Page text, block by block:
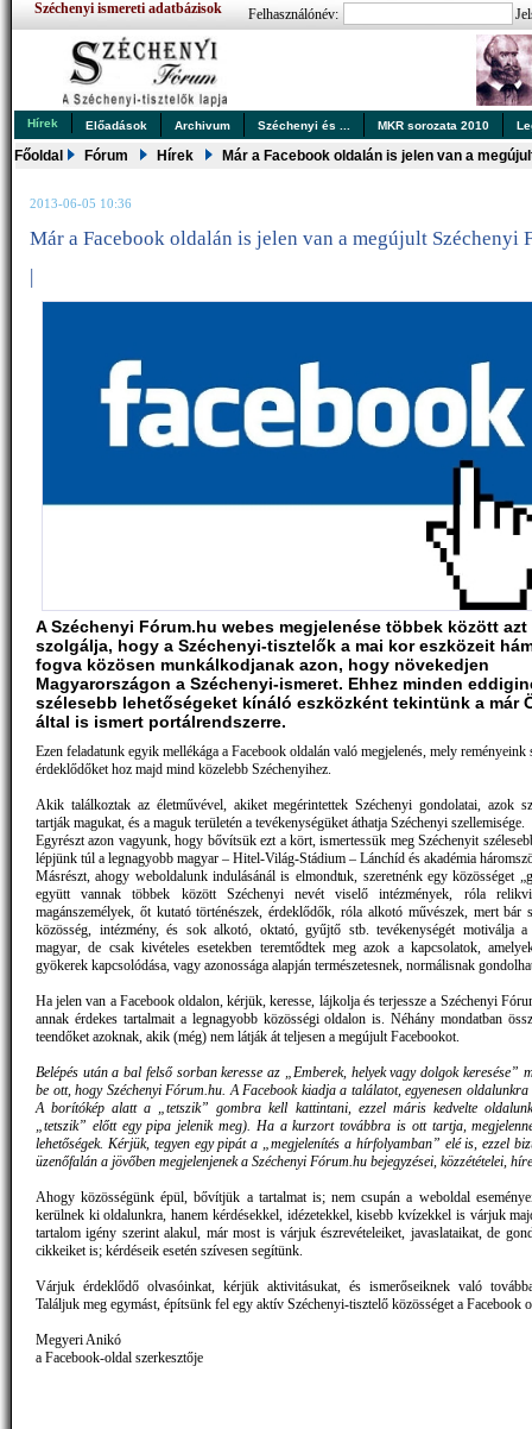
Széchenyi ismereti adatbázisok Felhasználónév:
Hírek Előadások Archivum Széchenyi és ... MKR sorozata 2010
Főoldal Fórum Hírek Már a Facebook oldalán is jelen van a
2013-06-05 10:36
Már a Facebook oldalán is jelen van a megújult Széchenyi
|
A Széchenyi Fórum.hu webes megjelenése többek között azt
szolgálja, hogy a Széchenyi-tisztelők a mai kor eszközeit
fogva közösen munkálkodjanak azon, hogy növekedjen
Magyarországon a Széchenyi-ismeret. Ehhez minden
szélesebb lehetőségeket kínáló eszközként tekintünk a már
által is ismert portálrendszerre.
Ezen feladatunk egyik mellékága a Facebook oldalán való megjelenés, mely reményeink
érdeklődőket hoz majd mind közelebb Széchenyihez.
Akik találkoztak az életművével, akiket megérintettek Széchenyi gondolatai, azok
tartják magukat, és a maguk területén a tevékenységüket áthatja Széchenyi szellemisége.
Egyrészt azon vagyunk, hogy bővítsük ezt a kört, ismertessük meg Széchenyit
lépjünk túl a legnagyobb magyar – Hitel-Világ-Stádium – Lánchíd és akadémia
Másrészt, ahogy weboldalunk indulásánál is elmondtuk, szeretnénk egy közösséget
együtt vannak többek között Széchenyi nevét viselő intézmények, róla
magánszemélyek, őt kutató történészek, érdeklődők, róla alkotó művészek, mert bár
közösség, intézmény, és sok alkotó, oktató, gyűjtő stb. tevékenységét motiválja a
magyar, de csak kivételes esetekben teremtődtek meg azok a kapcsolatok,
gyökerek kapcsolódása, vagy azonossága alapján természetesnek, normálisnak
Ha jelen van a Facebook oldalon, kérjük, keresse, lájkolja és terjessze a Széchenyi
annak érdekes tartalmait a legnagyobb közösségi oldalon is. Néhány mondatban
teendőket azoknak, akik (még) nem látják át teljesen a megújult Facebookot.
Belépés után a bal felső sorban keresse az „Emberek, helyek vagy dolgok keresése”
be ott, hogy Széchenyi Fórum.hu. A Facebook kiadja a találatot, egyenesen oldalunkra
A borítókép alatt a „tetszik” gombra kell kattintani, ezzel máris kedvelte
„tetszik” előtt egy pipa jelenik meg). Ha a kurzort továbbra is ott tartja,
lehetőségek. Kérjük, tegyen egy pipát a „megjelenítés a hírfolyamban” elé is, ezzel
üzenőfalán a jövőben megjelenjenek a Széchenyi Fórum.hu bejegyzései, közzétételei,
Ahogy közösségünk épül, bővítjük a tartalmat is; nem csupán a weboldal
kerülnek ki oldalunkra, hanem kérdésekkel, idézetekkel, kisebb kvízekkel is várjuk
tartalom igény szerint alakul, már most is várjuk észrevételeiket, javaslataikat, de
cikkeiket is; kérdéseik esetén szívesen segítünk.
Várjuk érdeklődő olvasóinkat, kérjük aktivitásukat, és ismerőseiknek való
Találjuk meg egymást, építsünk fel egy aktív Széchenyi-tisztelő közösséget a Facebook
Megyeri Anikó
a Facebook-oldal szerkesztője